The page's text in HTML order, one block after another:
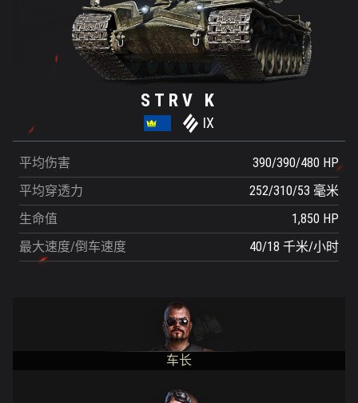
STRV K
IX
平均伤害
390/390/480 HP
平均穿透力
252/310/53 毫米
生命值
1,850 HP
最大速度/倒车速度
40/18 千米/小时
车长